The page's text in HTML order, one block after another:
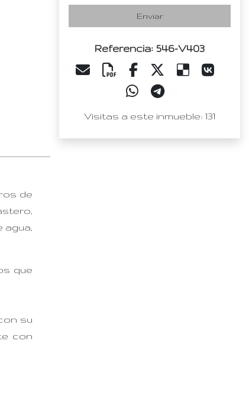
de
agua,
que
su
con
Enviar
Referencia: 546-V403
Visitas a este inmueble: 131